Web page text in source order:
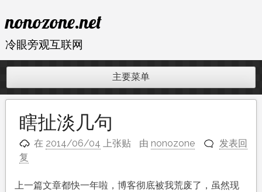
至
内
nonozone.net
冷眼旁观互联网
主要菜单
瞎扯淡几句
在 2014/06/04 上张贴 由 nonozone
发表回
复
上一篇文章都快一年啦，博客彻底被我荒废了，虽然现